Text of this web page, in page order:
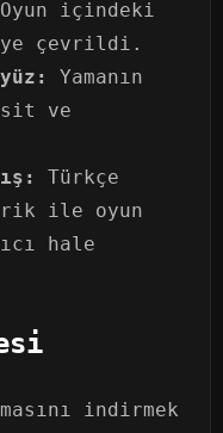
Oyun içindeki
çevrildi.
Yamanın
ve
Türkçe
ile oyun
hale
indirmek